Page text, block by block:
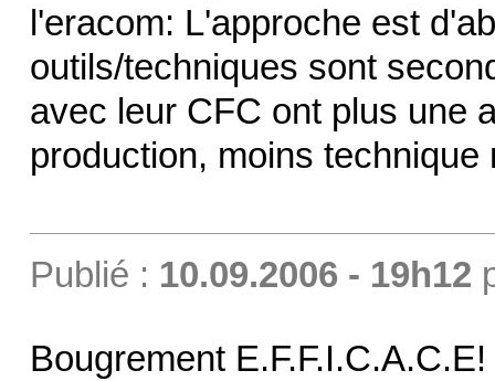
l'eracom: L'approche est
outils/techniques sont
avec leur CFC ont plus une
production, moins
Publié : 10.09.2006 - 19h12
Bougrement E.F.F.I.C.A.C.E!